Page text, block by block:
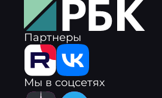
Партнеры
Мы в соцсетях